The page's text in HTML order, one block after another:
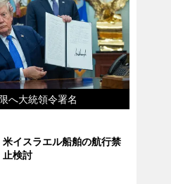
へ大統領令署名
米イスラエル船舶の航行禁
止検討